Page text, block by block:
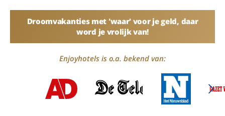
Droomvakanties met 'waar' voor je geld, daar
word je vrolijk van!
Enjoyhotels is o.a. bekend van: